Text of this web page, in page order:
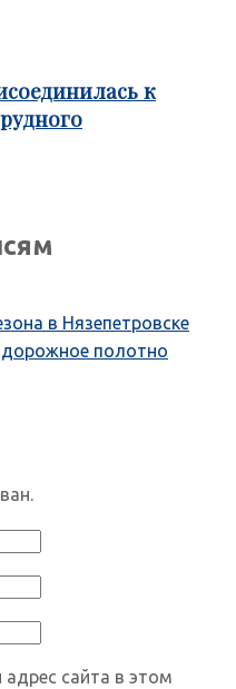
к
в Нязепетровске
полотно
сайта в этом